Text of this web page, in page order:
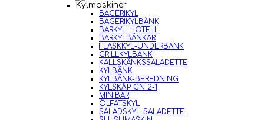
Kylmaskiner
BAGERIKYL
BAGERIKYLBÄNK
BARKYL-HOTELL
BARKYLBÄNKAR
FLASKKYL-UNDERBÄNK
GRILLKYLBÄNK
KALLSKÄNKSSALADETTE
KYLBÄNK
KYLBÄNK-BEREDNING
KYLSKÅP GN 2-1
MINIBAR
ÖLFATSKYL
SALADSKYL-SALADETTE